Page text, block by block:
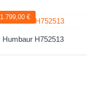
Humbaur H752513
1.799,00€